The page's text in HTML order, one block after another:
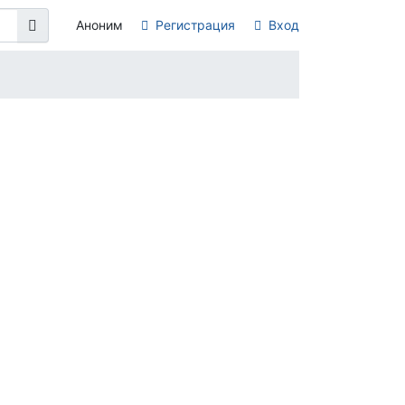
Аноним Регистрация Вход